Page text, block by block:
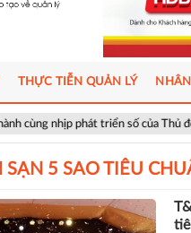
phát triển số của Thủ đô
THỰC TIỄN QUẢN LÝ
SẠN 5 SAO TIÊU